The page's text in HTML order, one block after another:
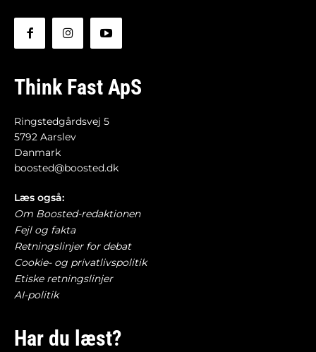
Think Fast ApS
Ringstedgårdsvej 5
5792 Aarslev
Danmark
boosted@boosted.dk
Læs også:
Om Boosted-redaktionen
Fejl og fakta
Retningslinjer for debat
Cookie- og privatlivspolitik
Etiske retningslinjer
AI-politik
Har du læst?